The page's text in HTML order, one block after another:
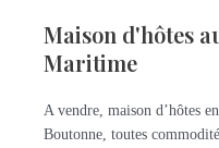
Maison d'hôtes
Maritime
A vendre, maison d’hôtes
Boutonne, toutes